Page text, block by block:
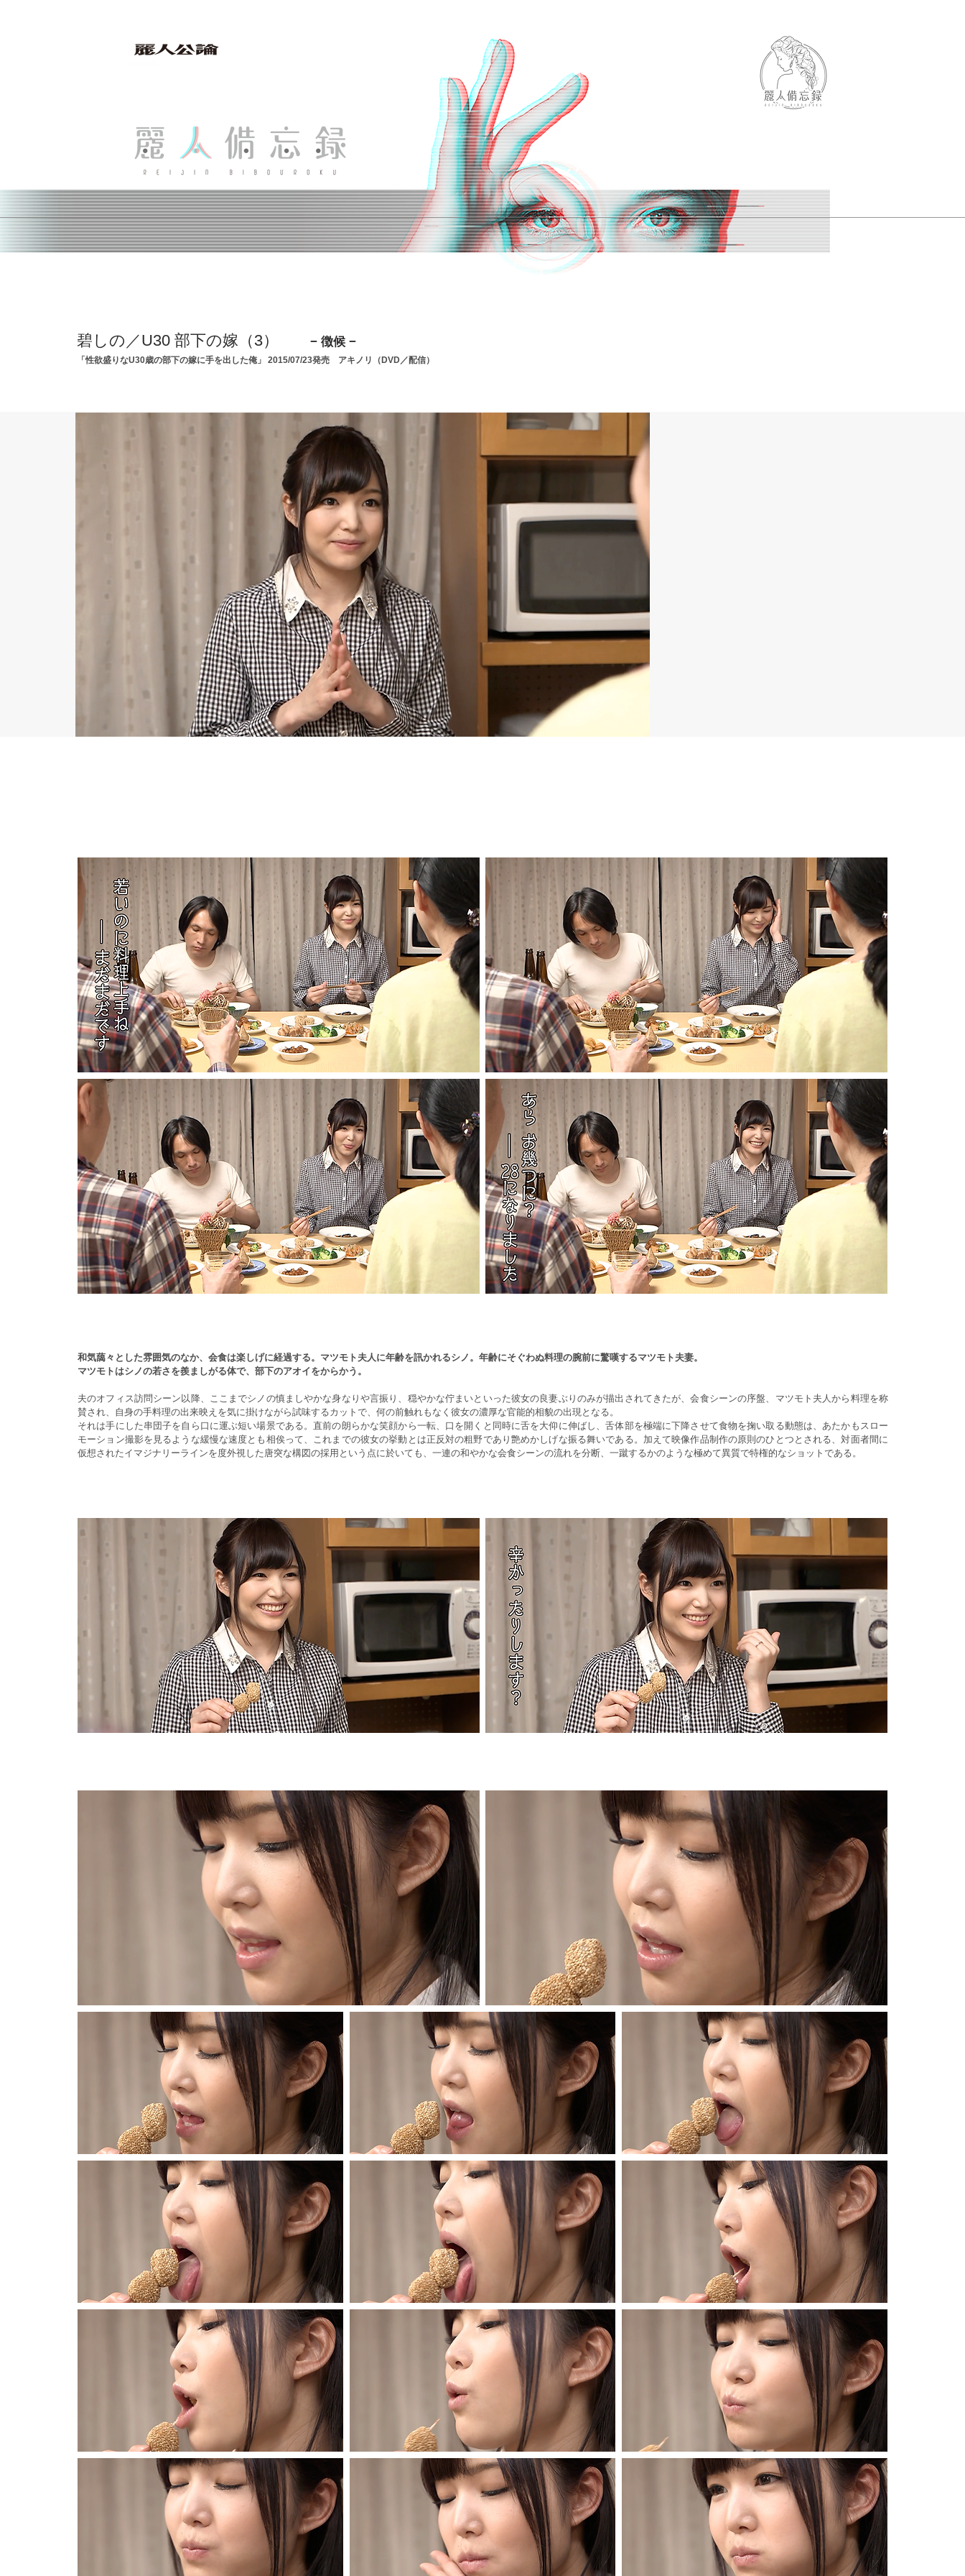
碧しの／U30 部下の嫁（3） − 徴候 −
「性欲盛りなU30歳の部下の嫁に手を出した俺」 2015/07/23発売 アキノリ（DVD／配信）
和気藹々とした雰囲気のなか、会食は楽しげに経過する。マツモト夫人に年齢を訊かれるシノ。年齢にそぐわぬ料理の腕前に驚嘆するマツモト夫妻。
マツモトはシノの若さを羨ましがる体で、部下のアオイをからかう。
夫のオフィス訪問シーン以降、ここまでシノの慎ましやかな身なりや言振り、穏やかな佇まいといった彼女の良妻ぶりのみが描出されてきたが、会食シーンの序盤、マツモト夫人から料理を称
賛され、自身の手料理の出来映えを気に掛けながら試味するカットで、何の前触れもなく彼女の濃厚な官能的相貌の出現となる。
それは手にした串団子を自ら口に運ぶ短い場景である。直前の朗らかな笑顔から一転、口を開くと同時に舌を大仰に伸ばし、舌体部を極端に下降させて食物を掬い取る動態は、あたかもスロー
モーション撮影を見るような緩慢な速度とも相俟って、これまでの彼女の挙動とは正反対の粗野であり艶めかしげな振る舞いである。加えて映像作品制作の原則のひとつとされる、対面者間に
仮想されたイマジナリーラインを度外視した唐突な構図の採用という点に於いても、一連の和やかな会食シーンの流れを分断、一蹴するかのような極めて異質で特権的なショットである。